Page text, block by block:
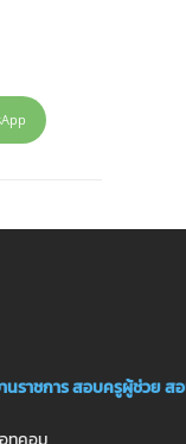
ราชการสอบครูผู้ช่วยส